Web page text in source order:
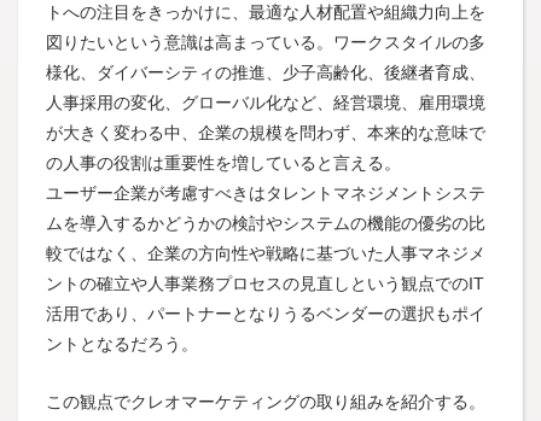
トへの注目をきっかけに、最適な人材配置や組織力向上を
図りたいという意識は高まっている。ワークスタイルの多
様化、ダイバーシティの推進、少子高齢化、後継者育成、
人事採用の変化、グローバル化など、経営環境、雇用環境
が大きく変わる中、企業の規模を問わず、本来的な意味で
の人事の役割は重要性を増していると言える。
ユーザー企業が考慮すべきはタレントマネジメントシステ
ムを導入するかどうかの検討やシステムの機能の優劣の比
較ではなく、企業の方向性や戦略に基づいた人事マネジメ
ントの確立や人事業務プロセスの見直しという観点でのIT
活用であり、パートナーとなりうるベンダーの選択もポイ
ントとなるだろう。
この観点でクレオマーケティングの取り組みを紹介する。